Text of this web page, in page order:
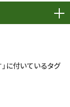
に付いているタグ